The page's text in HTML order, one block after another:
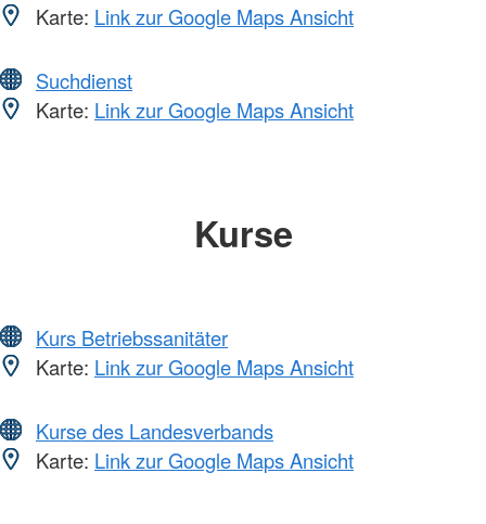
Karte: Link zur Google Maps Ansicht
Suchdienst
Karte: Link zur Google Maps Ansicht
Kurse
Kurs Betriebssanitäter
Karte: Link zur Google Maps Ansicht
Kurse des Landesverbands
Karte: Link zur Google Maps Ansicht